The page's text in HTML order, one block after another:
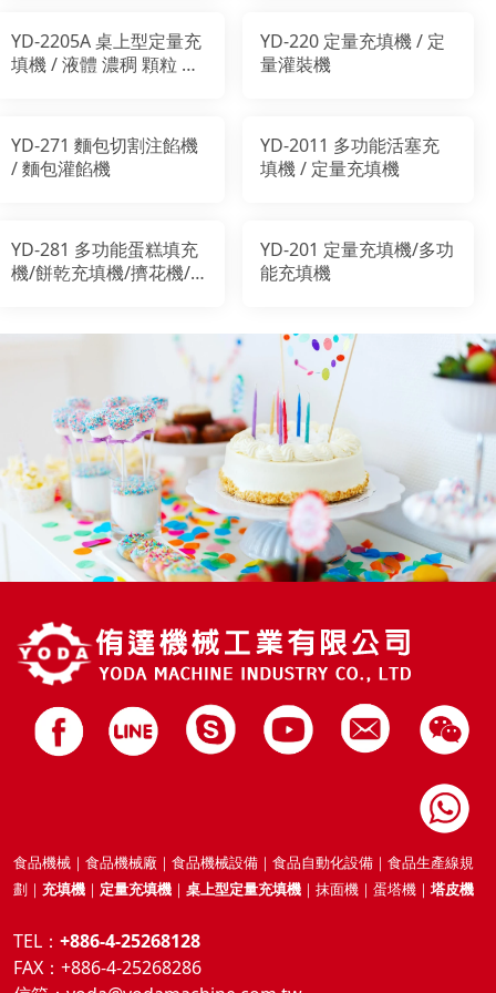
YD-2205A 桌上型定量充
填機 / 液體 濃稠 顆粒 注
YD-220 定量充填機 / 定
量灌裝機
YD-271 麵包切割注餡機
/ 麵包灌餡機
YD-2011 多功能活塞充
填機 / 定量充填機
YD-281 多功能蛋糕填充
機/餅乾充填機/擠花機/
YD-201 定量充填機/多功
能充填機
食品機械｜食品機械廠｜食品機械設備｜食品自動化設備｜食品生產線規
劃｜ 充填機 ｜ 定量充填機 ｜ 桌上型定量充填機 ｜抹面機｜蛋塔機｜塔皮機
TEL： +886-4-25268128
FAX：+886-4-25268286